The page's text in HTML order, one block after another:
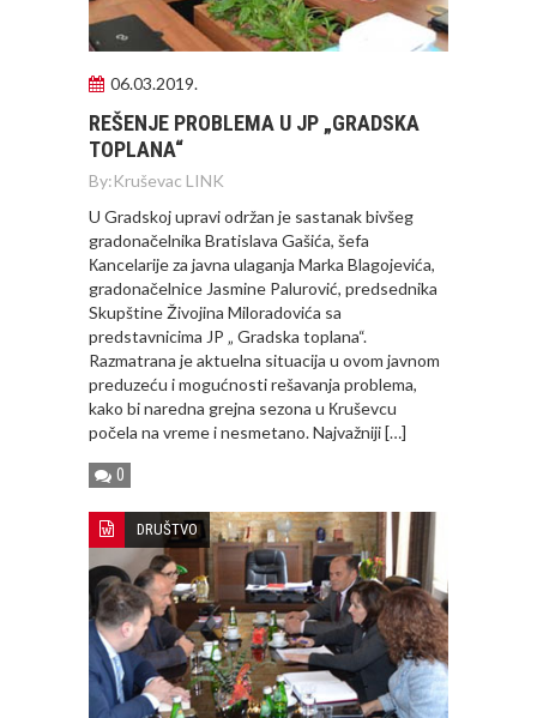
06.03.2019.
REŠENJE PROBLEMA U JP „GRADSKA
TOPLANA“
By:Kruševac LINK
U Gradskoj upravi održan je sastanak bivšeg
gradonačelnika Bratislava Gašića, šefa
Кancelarije za javna ulaganja Marka Blagojevića,
gradonačelnice Jasmine Palurović, predsednika
Skupštine Živojina Miloradovića sa
predstavnicima JP „ Gradska toplana“.
Razmatrana je aktuelna situacija u ovom javnom
preduzeću i mogućnosti rešavanja problema,
kako bi naredna grejna sezona u Кruševcu
počela na vreme i nesmetano. Najvažniji […]
0
DRUŠTVO